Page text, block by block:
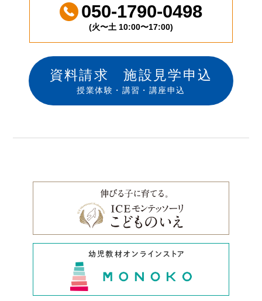
050-1790-0498
(火〜土 10:00〜17:00)
資料請求 施設見学申込
授業体験・講習・講座申込